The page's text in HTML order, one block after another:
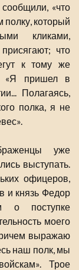
«что
который
кликами,
что
к тому же
«Я пришел в
Полагаясь,
полка, я не
уже
выступать.
офицеров,
и князь Федор
о поступке
моего
выражаю
наш полк, мы
Трое